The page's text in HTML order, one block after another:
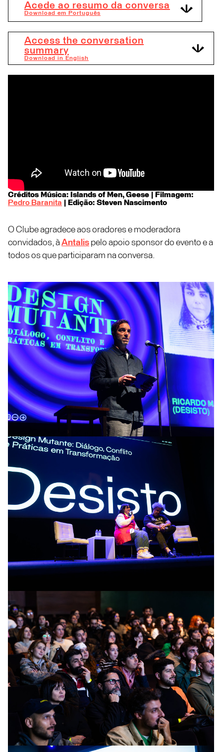
Acede ao resumo da conversa
Download em Português
Access the conversation
summary
Download in English
Créditos Música: Islands of Men, Geese | Filmagem:
Pedro Baranita | Edição: Steven Nascimento
O Clube agradece aos oradores e moderadora
convidados, à Antalis pelo apoio sponsor do evento e a
todos os que participaram na conversa.